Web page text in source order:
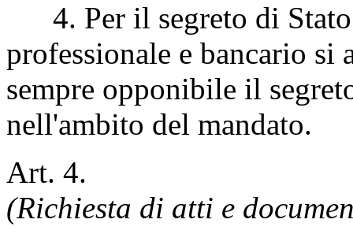
4. Per il segreto di Stato
professionale e bancario
sempre opponibile il
nell'ambito del mandato.
Art. 4.
(Richiesta di atti e